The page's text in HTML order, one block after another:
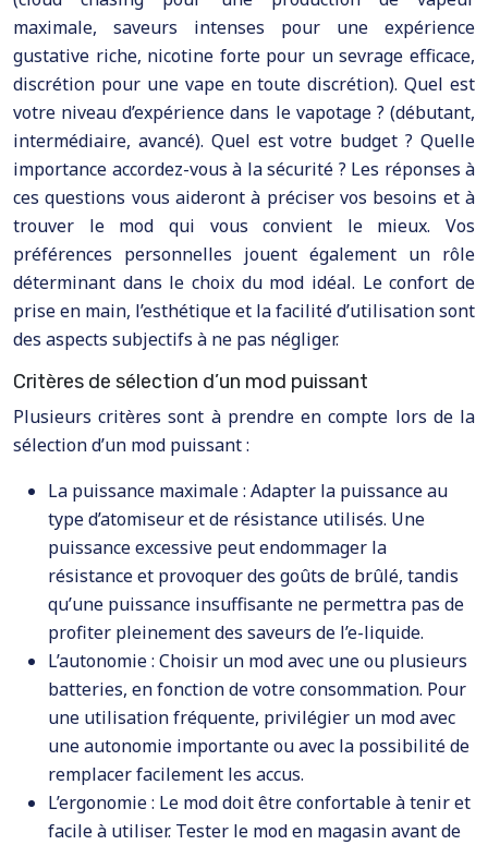
maximale, saveurs intenses pour une expérience
gustative riche, nicotine forte pour un sevrage efficace,
discrétion pour une vape en toute discrétion). Quel est
votre niveau d’expérience dans le vapotage ? (débutant,
intermédiaire, avancé). Quel est votre budget ? Quelle
importance accordez-vous à la sécurité ? Les réponses à
ces questions vous aideront à préciser vos besoins et à
trouver le mod qui vous convient le mieux. Vos
préférences personnelles jouent également un rôle
déterminant dans le choix du mod idéal. Le confort de
prise en main, l’esthétique et la facilité d’utilisation sont
des aspects subjectifs à ne pas négliger.
Critères de sélection d’un mod puissant
Plusieurs critères sont à prendre en compte lors de la
sélection d’un mod puissant :
La puissance maximale : Adapter la puissance au
type d’atomiseur et de résistance utilisés. Une
puissance excessive peut endommager la
résistance et provoquer des goûts de brûlé, tandis
qu’une puissance insuffisante ne permettra pas de
profiter pleinement des saveurs de l’e-liquide.
L’autonomie : Choisir un mod avec une ou plusieurs
batteries, en fonction de votre consommation. Pour
une utilisation fréquente, privilégier un mod avec
une autonomie importante ou avec la possibilité de
remplacer facilement les accus.
L’ergonomie : Le mod doit être confortable à tenir et
facile à utiliser. Tester le mod en magasin avant de